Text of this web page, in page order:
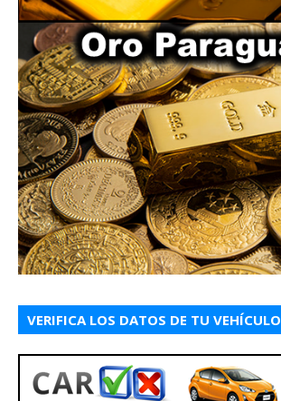
VERIFICA LOS DATOS DE TU VEHÍCULO